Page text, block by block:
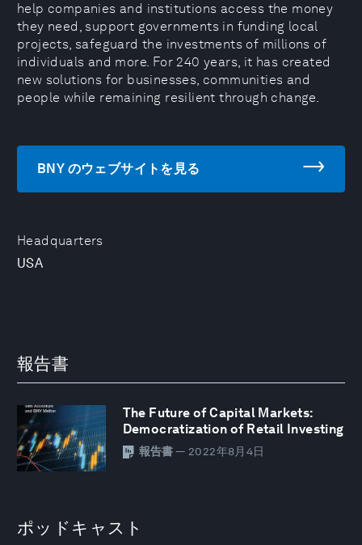
Headquarters
USA
help companies and institutions access the money
they need, support governments in funding local
projects, safeguard the investments of millions of
individuals and more. For 240 years, it has created
new solutions for businesses, communities and
people while remaining resilient through change.
BNY のウェブサイトを見る
報告書
The Future of Capital Markets:
Democratization of Retail Investing
報告書 — 2022年8月4日
ポッドキャスト